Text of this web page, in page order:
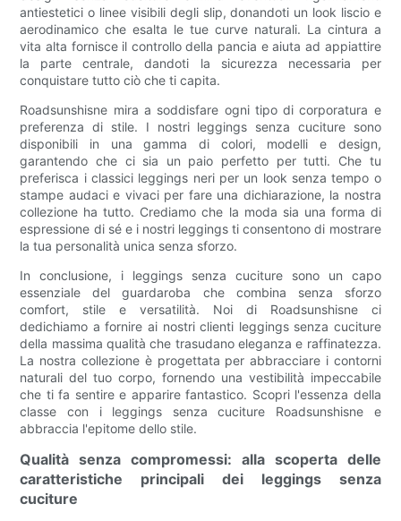
antiestetici o linee visibili degli slip, donandoti un look liscio e
aerodinamico che esalta le tue curve naturali. La cintura a
vita alta fornisce il controllo della pancia e aiuta ad appiattire
la parte centrale, dandoti la sicurezza necessaria per
conquistare tutto ciò che ti capita.
Roadsunshisne mira a soddisfare ogni tipo di corporatura e
preferenza di stile. I nostri leggings senza cuciture sono
disponibili in una gamma di colori, modelli e design,
garantendo che ci sia un paio perfetto per tutti. Che tu
preferisca i classici leggings neri per un look senza tempo o
stampe audaci e vivaci per fare una dichiarazione, la nostra
collezione ha tutto. Crediamo che la moda sia una forma di
espressione di sé e i nostri leggings ti consentono di mostrare
la tua personalità unica senza sforzo.
In conclusione, i leggings senza cuciture sono un capo
essenziale del guardaroba che combina senza sforzo
comfort, stile e versatilità. Noi di Roadsunshisne ci
dedichiamo a fornire ai nostri clienti leggings senza cuciture
della massima qualità che trasudano eleganza e raffinatezza.
La nostra collezione è progettata per abbracciare i contorni
naturali del tuo corpo, fornendo una vestibilità impeccabile
che ti fa sentire e apparire fantastico. Scopri l'essenza della
classe con i leggings senza cuciture Roadsunshisne e
abbraccia l'epitome dello stile.
Qualità senza compromessi: alla scoperta delle
caratteristiche principali dei leggings senza
cuciture